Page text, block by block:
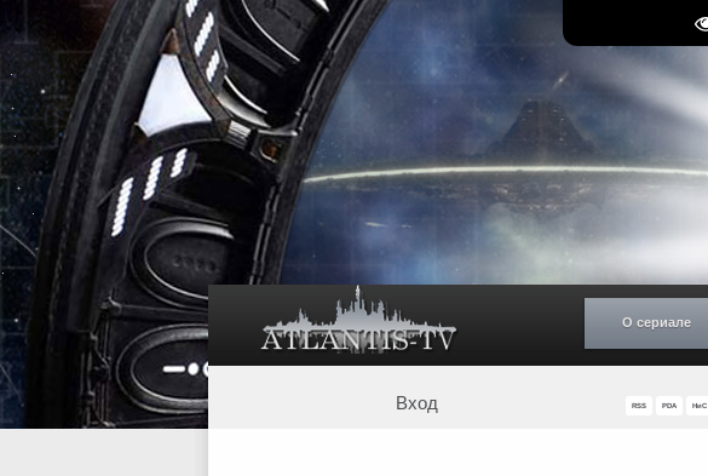
О сериале
Вход RSS PDA НиС